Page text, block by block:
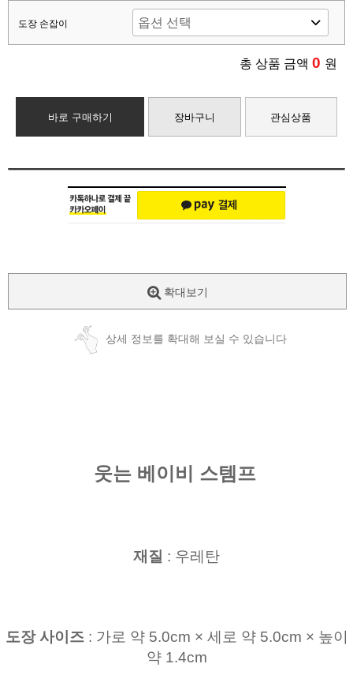
도장 손잡이
총 상품 금액 0 원
바로 구매하기 장바구니 관심상품
확대보기
상세 정보를 확대해 보실 수 있습니다
웃는 베이비 스템프
재질 : 우레탄
도장 사이즈 : 가로 약 5.0cm × 세로 약 5.0cm × 높이
약 1.4cm